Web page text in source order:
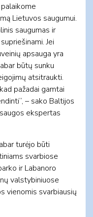
Lietuvos saugumui.
saugumas ir
Jei
apsauga yra
būtų sunku
atsitraukti.
pažadai gamtai
– sako Baltijos
ekspertas
turėjo būti
svarbiose
ir Labanoro
valstybiniuose
vienomis svarbiausių